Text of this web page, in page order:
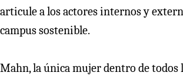
articule a los actores internos y
campus sostenible.
Mahn, la única mujer dentro de todos